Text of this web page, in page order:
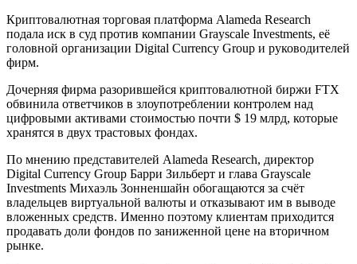
Криптовалютная торговая платформа Alameda Research
подала иск в суд против компании Grayscale Investments, её
головной организации Digital Currency Group и руководителей
фирм.
Дочерняя фирма разорившейся криптовалютной биржи FTX
обвинила ответчиков в злоупотреблении контролем над
цифровыми активами стоимостью почти $ 19 млрд, которые
хранятся в двух трастовых фондах.
По мнению представителей Alameda Research, директор
Digital Currency Group Барри Зильберт и глава Grayscale
Investments Михаэль Зонненшайн обогащаются за счёт
владельцев виртуальной валюты и отказывают им в выводе
вложенных средств. Именно поэтому клиентам приходится
продавать доли фондов по заниженной цене на вторичном
рынке.